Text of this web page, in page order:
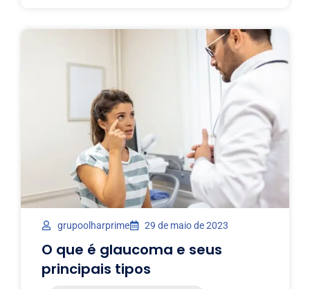
grupoolharprime 29 de maio de 2023
O que é glaucoma e seus
principais tipos